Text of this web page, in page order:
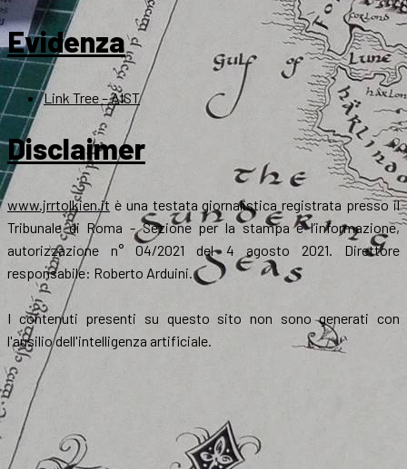
Evidenza
Link Tree – AIST
Disclaimer
www.jrrtolkien.it è una testata giornalistica registrata presso il
Tribunale di Roma - Sezione per la stampa e l’informazione,
autorizzazione n° 04/2021 del 4 agosto 2021. Direttore
responsabile: Roberto Arduini.
I contenuti presenti su questo sito non sono generati con
l'ausilio dell'intelligenza artificiale.